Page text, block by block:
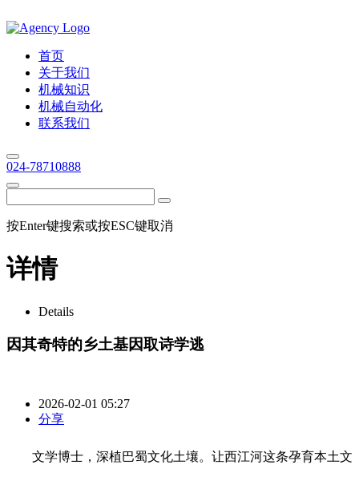
首页
关于我们
机械知识
机械自动化
联系我们
024-78710888
按Enter键搜索或按ESC键取消
详情
Details
因其奇特的乡土基因取诗学逃
2026-02-01 05:27
分享
文学博士，深植巴蜀文化土壤。让西江河这条孕育本土文